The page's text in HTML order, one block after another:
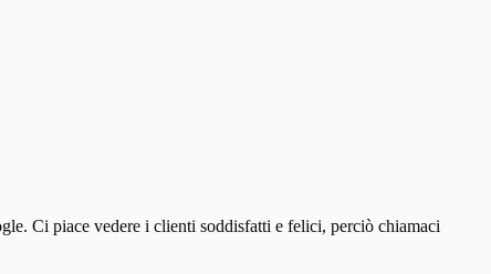
Ci piace vedere i clienti soddisfatti e felici, perciò chiamaci